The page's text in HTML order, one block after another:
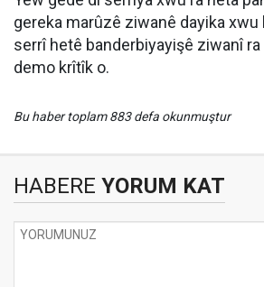
gereka marûzê ziwanê dayika xwu
serrî hetê banderbiyayişê ziwanî
demo krîtîk o.
Bu haber toplam 883 defa okunmuştur
HABERE YORUM KAT